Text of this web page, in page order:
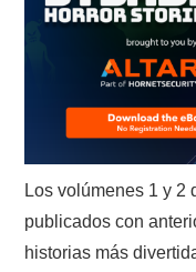
Los volúmenes 1 y 2
publicados con
historias más